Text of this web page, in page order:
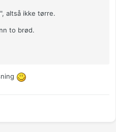
altså ikke tørre.
to brød.